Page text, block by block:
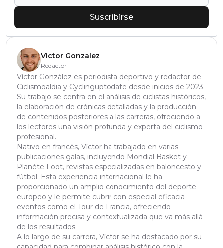
Suscribirse
Victor Gonzalez
Redactor
Víctor González es periodista deportivo y redactor de
Ciclismoaldia y Cyclinguptodate desde inicios de 2023.
Su trabajo se centra en el análisis de ciclistas históricos,
la elaboración de crónicas detalladas y la producción
de contenidos posteriores a las carreras, ofreciendo a
los lectores una visión profunda y experta del ciclismo
profesional.
Nativo en francés, Víctor ha trabajado en varias
publicaciones galas, incluyendo Mondial Basket y
Planète Foot, revistas especializadas en baloncesto y
fútbol. Esta experiencia internacional le ha
proporcionado un amplio conocimiento del deporte
europeo y le permite cubrir con especial eficacia
eventos como el Tour de Francia, ofreciendo
información precisa y contextualizada que va más allá
de los resultados.
A lo largo de su carrera, Víctor se ha destacado por su